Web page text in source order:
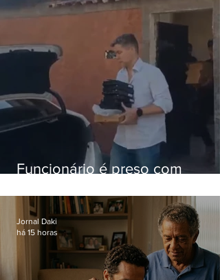
Funcionário é preso com
Hospital do Andaraí
Jornal Daki
há 15 horas